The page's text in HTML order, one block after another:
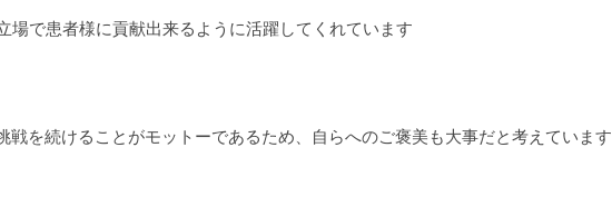
場で患者様に貢献出来るように活躍してくれています
戦を続けることがモットーであるため、自らへのご褒美も大事だと考えています